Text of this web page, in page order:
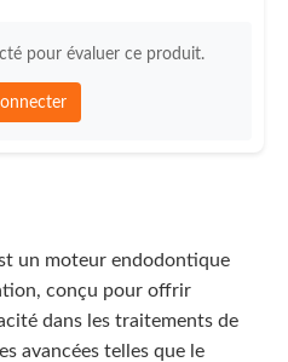
pour évaluer ce produit.
un moteur endodontique
conçu pour offrir
dans les traitements de
avancées telles que le